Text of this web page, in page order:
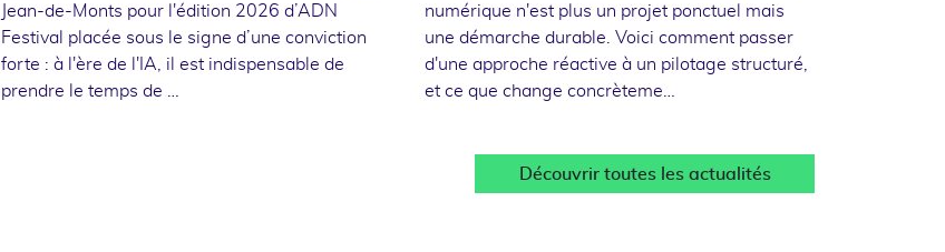
Jean-de-Monts pour l'édition 2026 d’ADN
Festival placée sous le signe d’une conviction
forte : à l'ère de l'IA, il est indispensable de
prendre le temps de …
numérique n'est plus un projet ponctuel mais
une démarche durable. Voici comment passer
d'une approche réactive à un pilotage structuré,
et ce que change concrèteme…
Découvrir toutes les actualités